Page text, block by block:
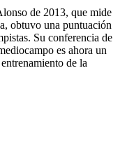
de 2013, que mide
obtuvo una puntuación
Su conferencia de
es ahora un
de la